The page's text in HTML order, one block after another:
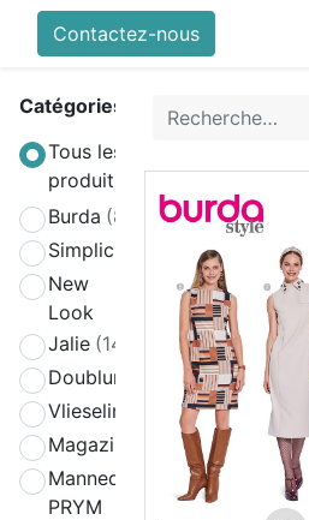
Contactez-nous
Catégories
Tous les
produits
Burda (808)
Simplicity
New
Look
(270)
Jalie (141)
Doublure
Vlieseline
Magazines
(19)
Mannequin
PRYM
(4)